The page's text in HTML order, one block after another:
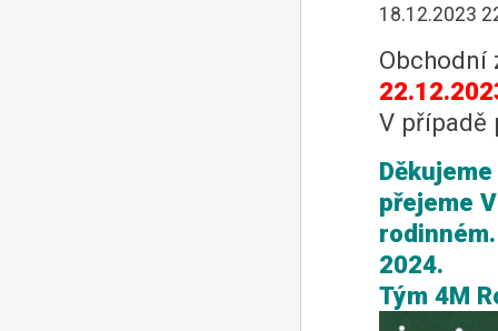
18.12.2023
Obchodní
V případě
přejeme
2024.
Tým 4M